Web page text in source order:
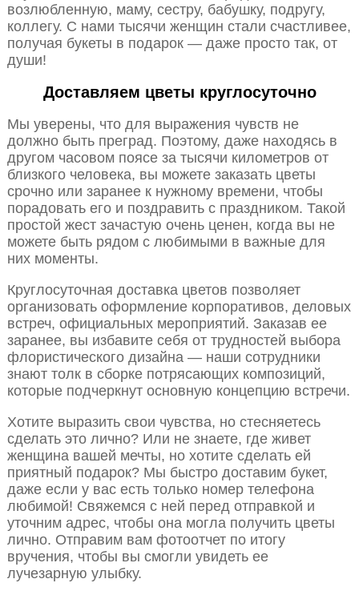
возлюбленную, маму, сестру, бабушку, подругу,
коллегу. С нами тысячи женщин стали счастливее,
получая букеты в подарок — даже просто так, от
души!
Доставляем цветы круглосуточно
Мы уверены, что для выражения чувств не
должно быть преград. Поэтому, даже находясь в
другом часовом поясе за тысячи километров от
близкого человека, вы можете заказать цветы
срочно или заранее к нужному времени, чтобы
порадовать его и поздравить с праздником. Такой
простой жест зачастую очень ценен, когда вы не
можете быть рядом с любимыми в важные для
них моменты.
Круглосуточная доставка цветов позволяет
организовать оформление корпоративов, деловых
встреч, официальных мероприятий. Заказав ее
заранее, вы избавите себя от трудностей выбора
флористического дизайна — наши сотрудники
знают толк в сборке потрясающих композиций,
которые подчеркнут основную концепцию встречи.
Хотите выразить свои чувства, но стесняетесь
сделать это лично? Или не знаете, где живет
женщина вашей мечты, но хотите сделать ей
приятный подарок? Мы быстро доставим букет,
даже если у вас есть только номер телефона
любимой! Свяжемся с ней перед отправкой и
уточним адрес, чтобы она могла получить цветы
лично. Отправим вам фотоотчет по итогу
вручения, чтобы вы смогли увидеть ее
лучезарную улыбку.